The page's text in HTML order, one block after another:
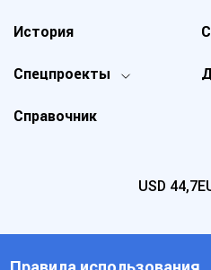
Спецпроекты
История
Справочник
USD 44,7